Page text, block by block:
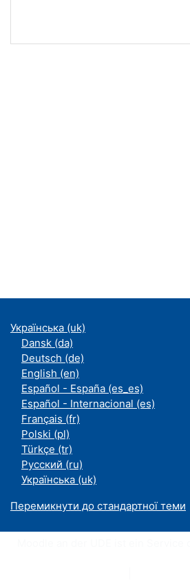
Українська ‎(uk)‎
Dansk ‎(da)‎
Deutsch ‎(de)‎
English ‎(en)‎
Español - España ‎(es_es)‎
Español - Internacional ‎(es)‎
Français ‎(fr)‎
Polski ‎(pl)‎
Türkçe ‎(tr)‎
Русский ‎(ru)‎
Українська ‎(uk)‎
Перемикнути до стандартної теми